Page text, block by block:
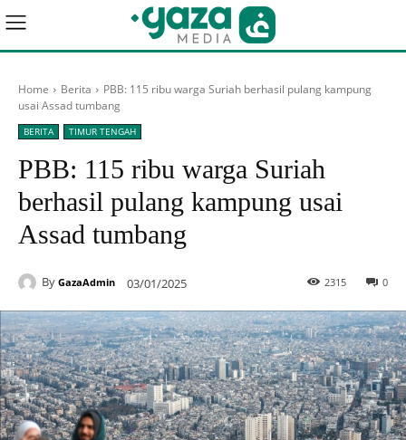
Home Berita
PBB: 115 ribu warga Suriah berhasil pulang kampung
usai Assad tumbang
BERITA TIMUR TENGAH
PBB: 115 ribu warga Suriah
berhasil pulang kampung usai
Assad tumbang
By GazaAdmin 03/01/2025 0
2315